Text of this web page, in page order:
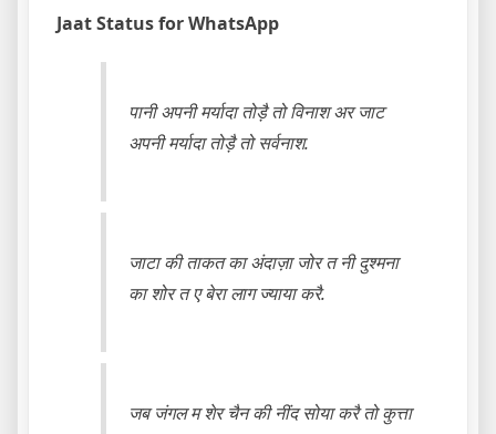
Jaat Status for WhatsApp
पानी अपनी मर्यादा तोड़ै तो विनाश अर जाट
अपनी मर्यादा तोड़ै तो सर्वनाश.
जाटा की ताकत का अंदाज़ा जोर त नी दुश्मना
का शोर त ए बेरा लाग ज्याया करै.
जब जंगल म शेर चैन की नींद सोया करै तो कुत्ता